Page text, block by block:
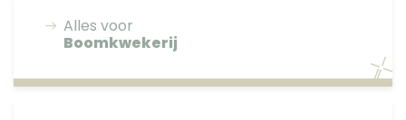
Alles voor
Boomkwekerij